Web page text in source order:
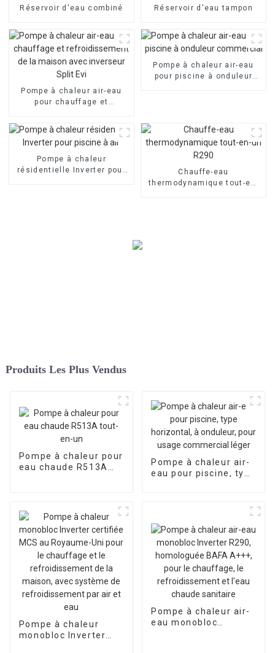
Réservoir d'eau combiné Réservoir d'eau tampon
Pompe à chaleur air-eau
pour chauffage et
maison avec inverseur Split
Evi
Pompe à chaleur air-eau
pour piscine à onduleur
Pompe à chaleur
résidentielle Inverter pour
Chauffe-eau
thermodynamique tout-en-
Produits Les Plus Vendus
Pompe à chaleur pour
eau chaude R513A
Pompe à chaleur air-
eau pour piscine, type
Pompe à chaleur
monobloc Inverter
Pompe à chaleur air-
eau monobloc